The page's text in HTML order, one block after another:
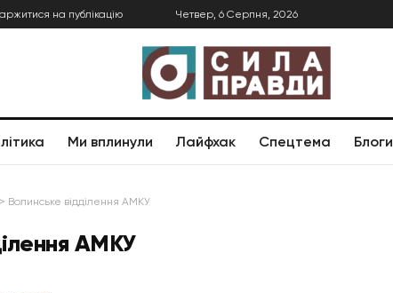
на публікацію Четвер, 6 Серпня, 2026
Ми вплинули Лайфхак Спецтема Блоги
> Волинське відділення АМКУ
АМКУ